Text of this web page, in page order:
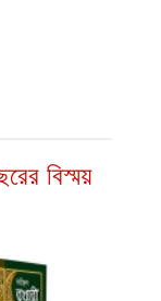
বিস্ময়